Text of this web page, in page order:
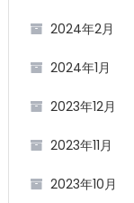
2024年2月
2024年1月
2023年12月
2023年11月
2023年10月